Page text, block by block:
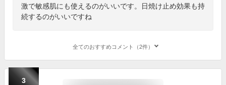
激で敏感肌にも使えるのがいいです。日焼け止め効果も持
続するのがいいですね
全てのおすすめコメント（2件）
3